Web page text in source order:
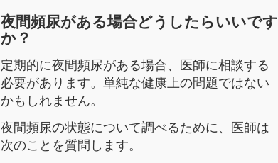
夜間頻尿がある場合どうしたらいいです
か？
定期的に夜間頻尿がある場合、医師に相談する
必要があります。単純な健康上の問題ではない
かもしれません。
夜間頻尿の状態について調べるために、医師は
次のことを質問します。